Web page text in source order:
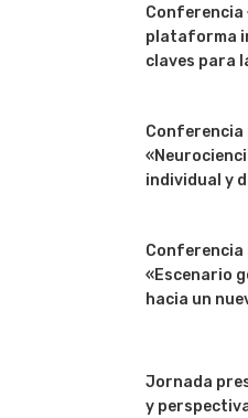
Conferencia
plataforma
claves para
Conferencia
individual y
Conferencia
«Escenario
hacia un
Jornada
y